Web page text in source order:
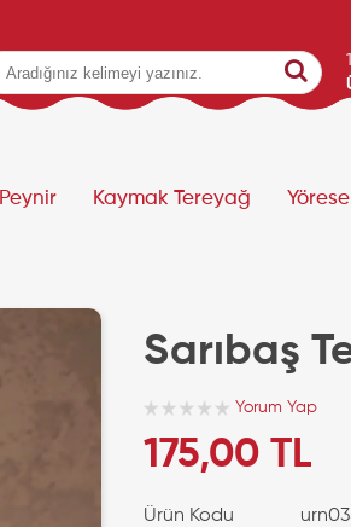
Peynir Kaymak Tereyağ Yöresel
Sarıbaş
Yorum Yap
175,00 TL
Ürün Kodu